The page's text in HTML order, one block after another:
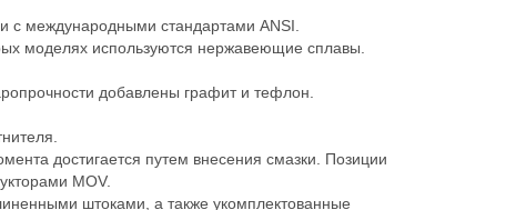
с международными стандартами ANSI.
моделях используются нержавеющие сплавы.
добавлены графит и тефлон.
достигается путем внесения смазки. Позиции
MOV.
штоками, а также укомплектованные